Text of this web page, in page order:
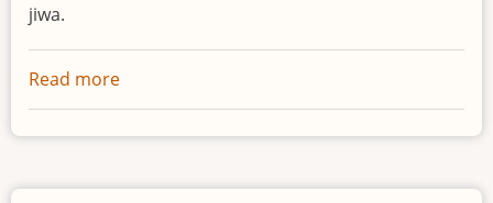
jiwa.
Read more
Lagu
Himne
Diciptakan